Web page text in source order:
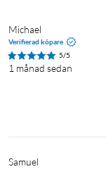
Michael
Verifierad köpare
5/5
1 månad sedan
Samuel